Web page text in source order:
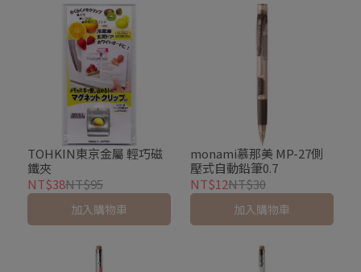
TOHKIN東京金屬 輕巧磁
鐵夾
NT$38NT$95
加入購物車
monami慕那美 MP-27側
壓式自動鉛筆0.7
NT$12NT$30
加入購物車